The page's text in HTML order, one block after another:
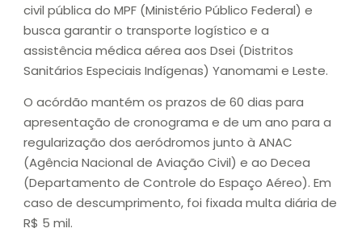
civil pública do MPF (Ministério Público Federal) e
busca garantir o transporte logístico e a
assistência médica aérea aos Dsei (Distritos
Sanitários Especiais Indígenas) Yanomami e Leste.
O acórdão mantém os prazos de 60 dias para
apresentação de cronograma e de um ano para a
regularização dos aeródromos junto à ANAC
(Agência Nacional de Aviação Civil) e ao Decea
(Departamento de Controle do Espaço Aéreo). Em
caso de descumprimento, foi fixada multa diária de
R$ 5 mil.